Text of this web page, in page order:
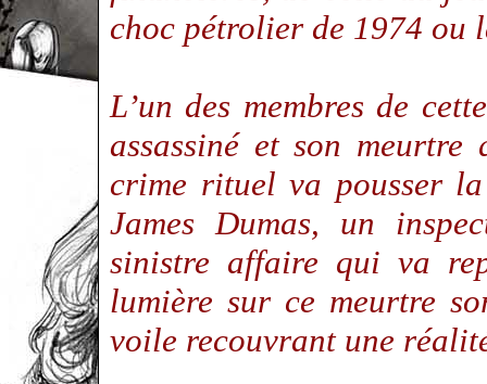
choc pétrolier de 1974 ou
L’un des membres de
assassiné et son meurtre
crime rituel va pousser
James Dumas, un
sinistre affaire qui va
lumière sur ce meurtre
voile recouvrant une